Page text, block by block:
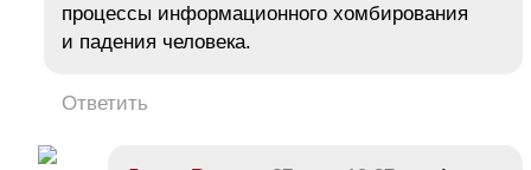
процессы информационного хомбирования
и падения человека.
Ответить